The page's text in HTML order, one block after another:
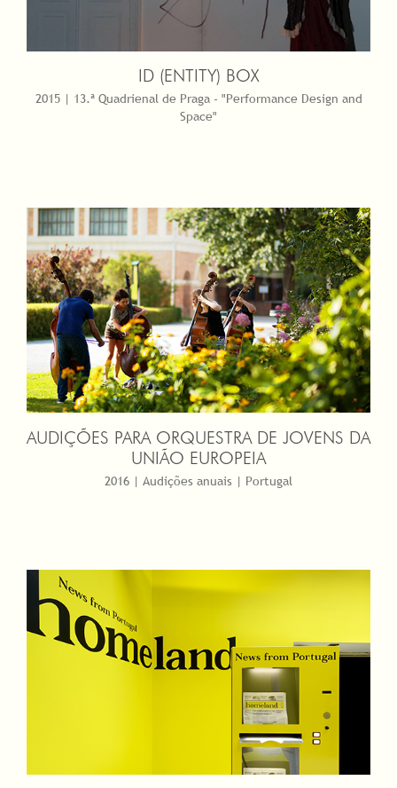
ID (ENTITY) BOX
2015 | 13.ª Quadrienal de Praga - "Performance Design and
Space"
AUDIÇÕES PARA ORQUESTRA DE JOVENS DA
UNIÃO EUROPEIA
2016 | Audições anuais | Portugal